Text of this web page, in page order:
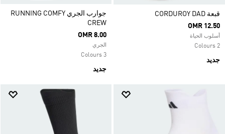
قبعة CORDUROY DAD
OMR 12.50
أسلوب الحياة
2 Colours
جديد
جوارب الجري RUNNING COMFY
CREW
OMR 8.00
الجري
3 Colours
جديد